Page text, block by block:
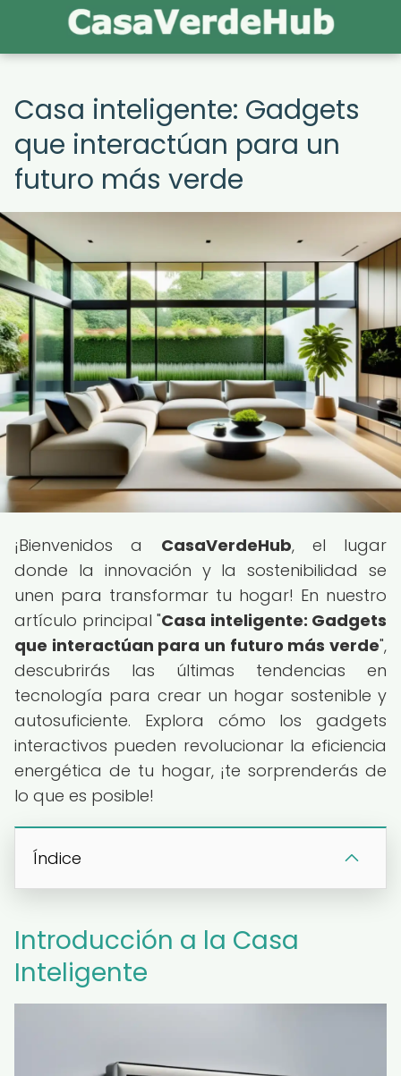
Casa inteligente: Gadgets
que interactúan para un
futuro más verde
¡Bienvenidos a CasaVerdeHub, el lugar
donde la innovación y la sostenibilidad se
unen para transformar tu hogar! En nuestro
artículo principal "Casa inteligente: Gadgets
que interactúan para un futuro más verde",
descubrirás las últimas tendencias en
tecnología para crear un hogar sostenible y
autosuficiente. Explora cómo los gadgets
interactivos pueden revolucionar la eficiencia
energética de tu hogar, ¡te sorprenderás de
lo que es posible!
Índice
Introducción a la Casa
Inteligente